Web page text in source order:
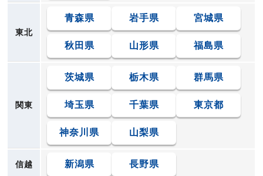
東北
青森県 岩手県 宮城県
秋田県 山形県 福島県
関東
茨城県 栃木県 群馬県
埼玉県 千葉県 東京都
神奈川県 山梨県
信越 新潟県 長野県